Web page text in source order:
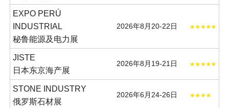
EXPO PERÚ
INDUSTRIAL
秘鲁能源及电力展
2026年8月20-22日
JISTE
日本东京海产展
2026年8月19-21日
STONE INDUSTRY
俄罗斯石材展
2026年6月24-26日